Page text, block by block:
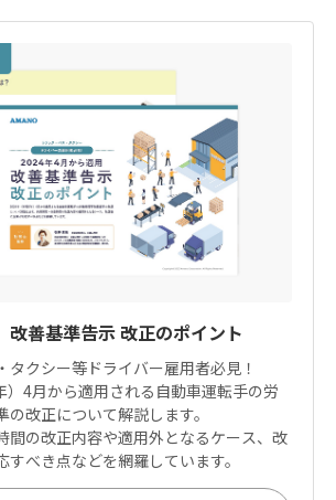
改善基準告示 改正のポイント
タクシー等ドライバー雇用者必見！
）4月から適用される自動車運転手の労
改正について解説します。
間の改正内容や適用外となるケース、改
すべき点などを網羅しています。